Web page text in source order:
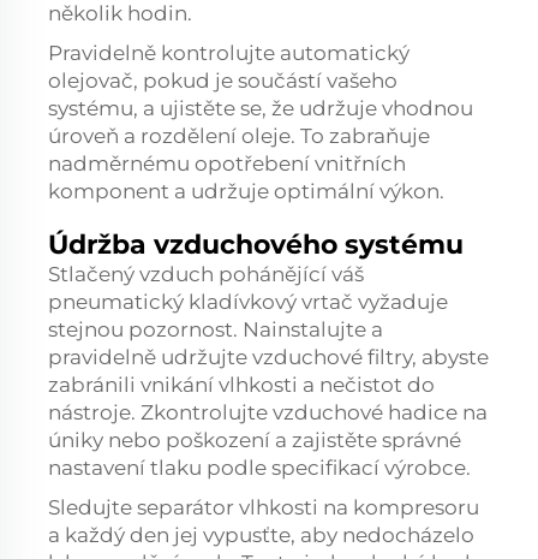
několik hodin.
Pravidelně kontrolujte automatický
olejovač, pokud je součástí vašeho
systému, a ujistěte se, že udržuje vhodnou
úroveň a rozdělení oleje. To zabraňuje
nadměrnému opotřebení vnitřních
komponent a udržuje optimální výkon.
Údržba vzduchového systému
Stlačený vzduch pohánějící váš
pneumatický kladívkový vrtač vyžaduje
stejnou pozornost. Nainstalujte a
pravidelně udržujte vzduchové filtry, abyste
zabránili vnikání vlhkosti a nečistot do
nástroje. Zkontrolujte vzduchové hadice na
úniky nebo poškození a zajistěte správné
nastavení tlaku podle specifikací výrobce.
Sledujte separátor vlhkosti na kompresoru
a každý den jej vypusťte, aby nedocházelo